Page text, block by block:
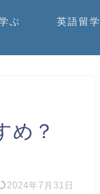
ぶ 英語留学
め？
2024年7月31日